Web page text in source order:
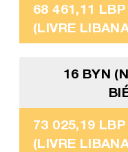
68 461,11 LBP
(LIVRE
16 BYN
73 025,19 LBP
(LIVRE